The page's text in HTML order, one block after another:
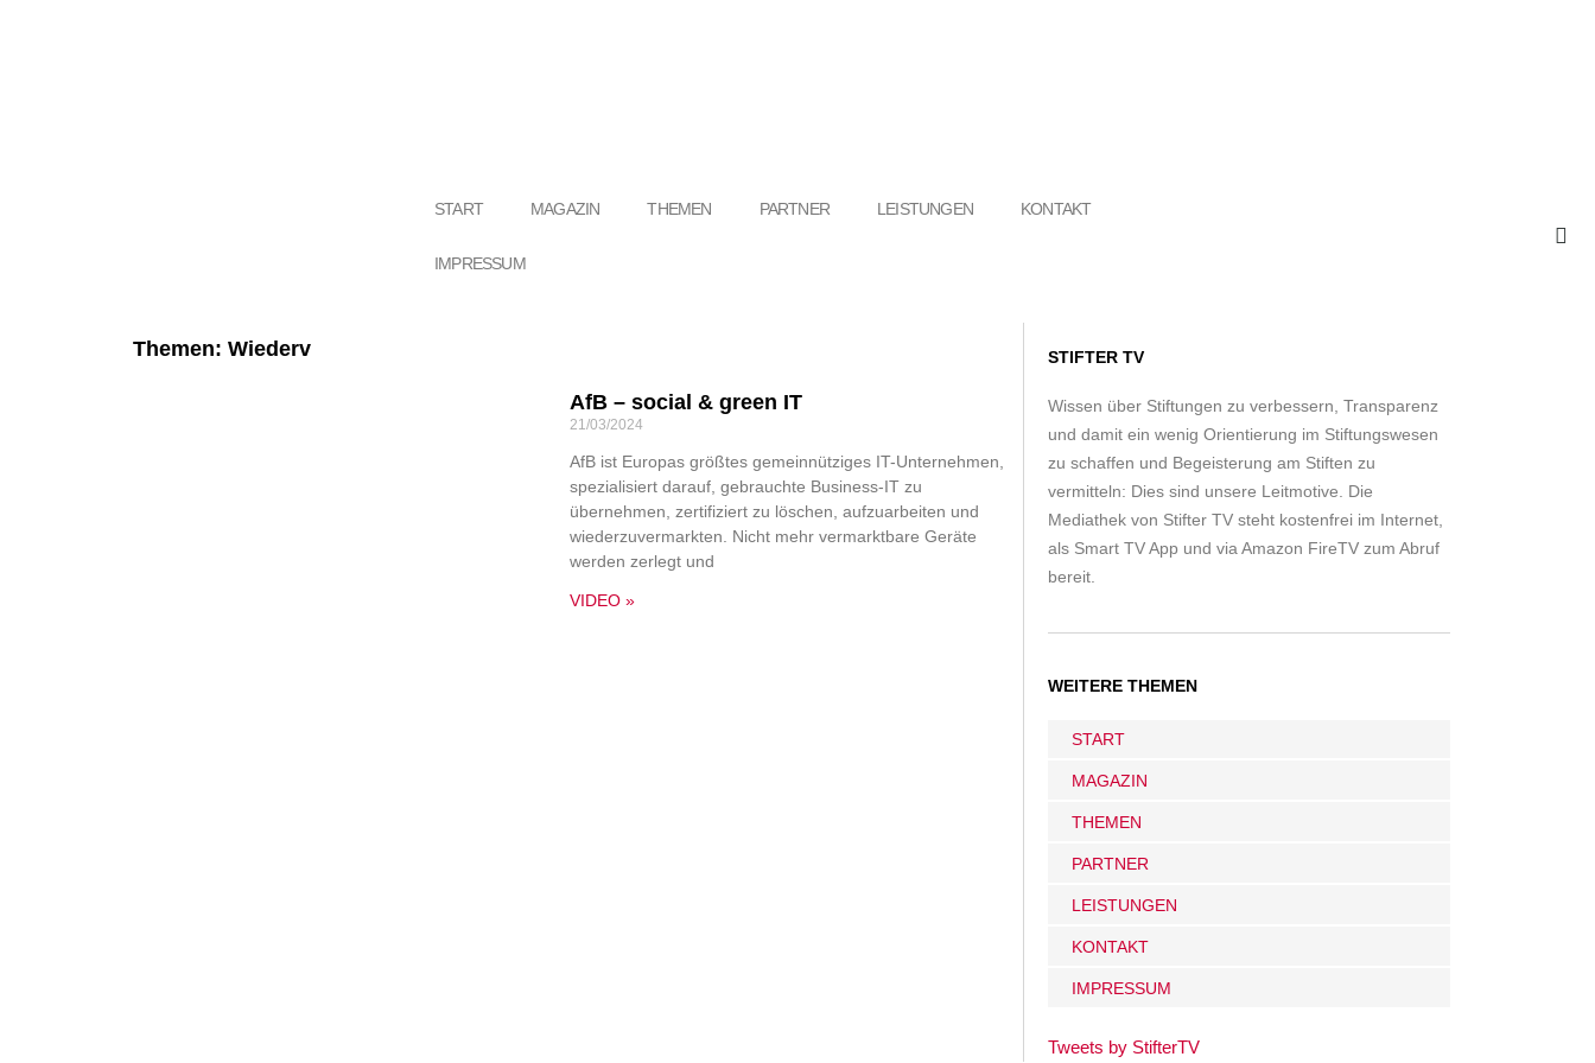
START MAGAZIN THEMEN PARTNER LEISTUNGEN KONTAKT
IMPRESSUM
Themen: Wiederv
AfB – social & green IT
21/03/2024
AfB ist Europas größtes gemeinnütziges IT-Unternehmen,
spezialisiert darauf, gebrauchte Business-IT zu
übernehmen, zertifiziert zu löschen, aufzuarbeiten und
wiederzuvermarkten. Nicht mehr vermarktbare Geräte
werden zerlegt und
VIDEO »
STIFTER TV
Wissen über Stiftungen zu verbessern, Transparenz
und damit ein wenig Orientierung im Stiftungswesen
zu schaffen und Begeisterung am Stiften zu
vermitteln: Dies sind unsere Leitmotive. Die
Mediathek von Stifter TV steht kostenfrei im Internet,
als Smart TV App und via Amazon FireTV zum Abruf
bereit.
WEITERE THEMEN
START
MAGAZIN
THEMEN
PARTNER
LEISTUNGEN
KONTAKT
IMPRESSUM
Tweets by StifterTV